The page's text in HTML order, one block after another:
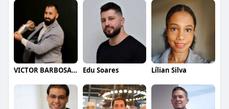
VICTOR BARBOSA QUARANTA Edu Soares Lílian Silva